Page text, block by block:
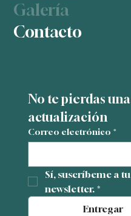
Galería
Contacto
No te pierdas una
actualización
Correo electrónico *
Sí, suscríbeme a tu
newsletter. *
Entregar